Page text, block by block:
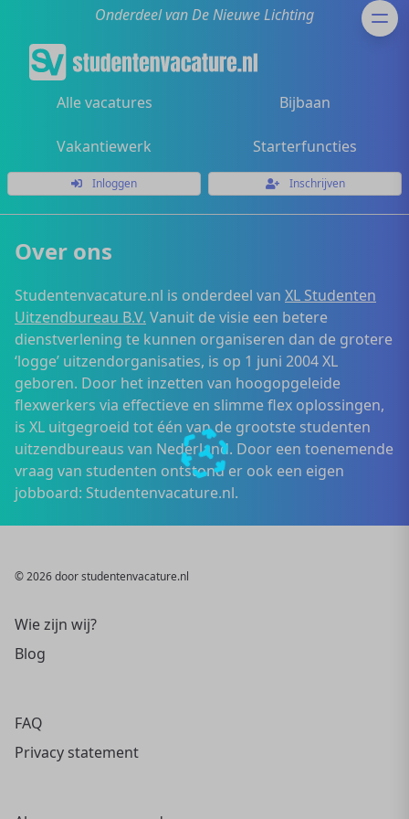
Onderdeel van De Nieuwe Lichting
Alle vacatures Bijbaan
Vakantiewerk Starterfuncties
Inloggen Inschrijven
Over ons
Studentenvacature.nl is onderdeel van XL Studenten
Uitzendbureau B.V. Vanuit de visie een betere
dienstverlening te kunnen organiseren dan de grotere
‘logge’ uitzendorganisaties, is op 1 juni 2004 XL
geboren. Door het inzetten van hoogopgeleide
flexwerkers via effectieve en slimme flex oplossingen,
is XL uitgegroeid tot één van de grootste studenten
uitzendbureaus van Nederland. Door een toenemende
vraag van studenten ontstond er ook een eigen
jobboard: Studentenvacature.nl.
© 2026 door studentenvacature.nl
Wie zijn wij?
Blog
FAQ
Privacy statement